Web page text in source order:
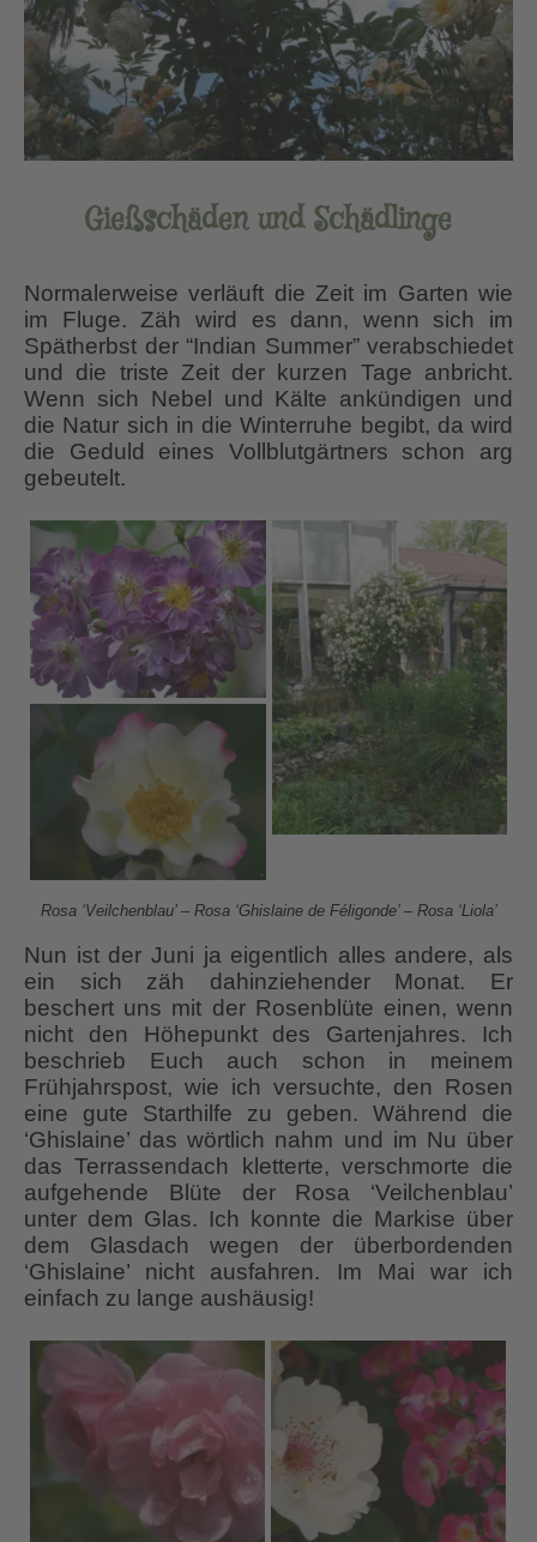
Gießschäden und Schädlinge
Normalerweise verläuft die Zeit im Garten wie
im Fluge. Zäh wird es dann, wenn sich im
Spätherbst der “Indian Summer” verabschiedet
und die triste Zeit der kurzen Tage anbricht.
Wenn sich Nebel und Kälte ankündigen und
die Natur sich in die Winterruhe begibt, da wird
die Geduld eines Vollblutgärtners schon arg
gebeutelt.
Rosa ‘Veilchenblau’ – Rosa ‘Ghislaine de Féligonde’ – Rosa ‘Liola’
Nun ist der Juni ja eigentlich alles andere, als
ein sich zäh dahinziehender Monat. Er
beschert uns mit der Rosenblüte einen, wenn
nicht den Höhepunkt des Gartenjahres. Ich
beschrieb Euch auch schon in meinem
Frühjahrspost, wie ich versuchte, den Rosen
eine gute Starthilfe zu geben. Während die
‘Ghislaine’ das wörtlich nahm und im Nu über
das Terrassendach kletterte, verschmorte die
aufgehende Blüte der Rosa ‘Veilchenblau’
unter dem Glas. Ich konnte die Markise über
dem Glasdach wegen der überbordenden
‘Ghislaine’ nicht ausfahren. Im Mai war ich
einfach zu lange aushäusig!